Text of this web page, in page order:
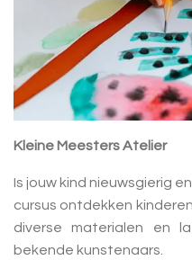
Kleine Meesters Atelier
Is jouw kind nieuwsgierig
cursus ontdekken
diverse materialen en
bekende kunstenaars.